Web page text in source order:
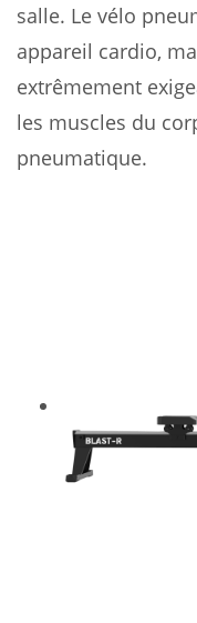
salle. Le vélo
appareil cardio,
extrêmement
les muscles du
pneumatique.